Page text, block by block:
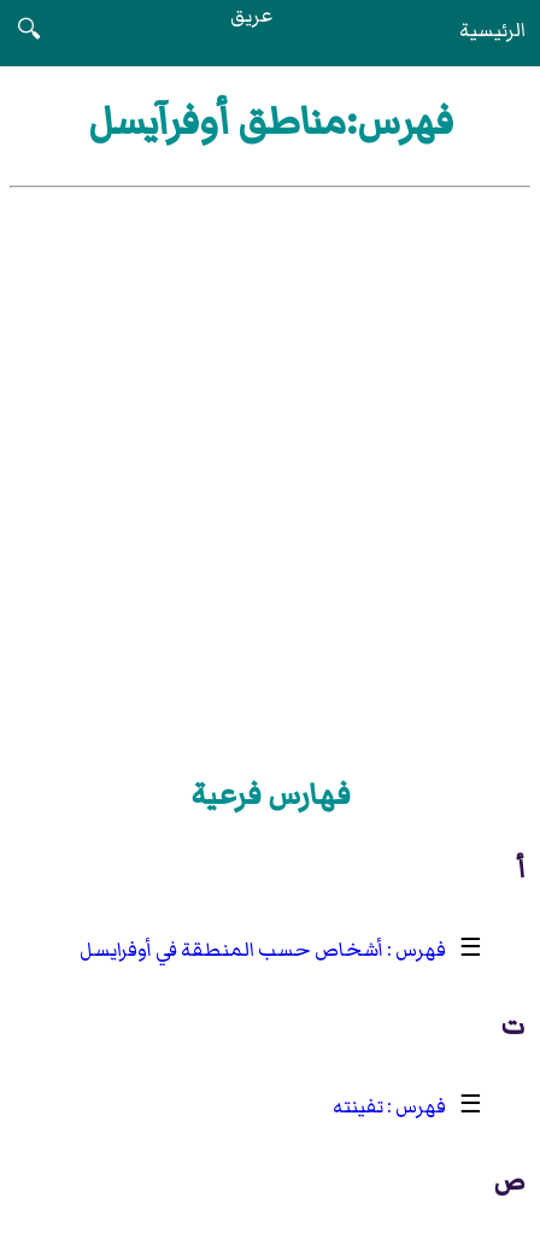
الرئيسية عريق
🔍
فهرس:مناطق أوفرآيسل
فهارس فرعية
أ
☰ أشخاص حسب المنطقة في أوفرايسل
ت
☰ تفينته
ص